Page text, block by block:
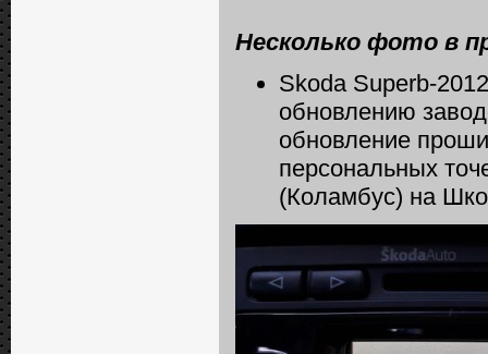
Несколько фото в
Skoda Superb-
обновлению
обновление
персональных
(Коламбус) на